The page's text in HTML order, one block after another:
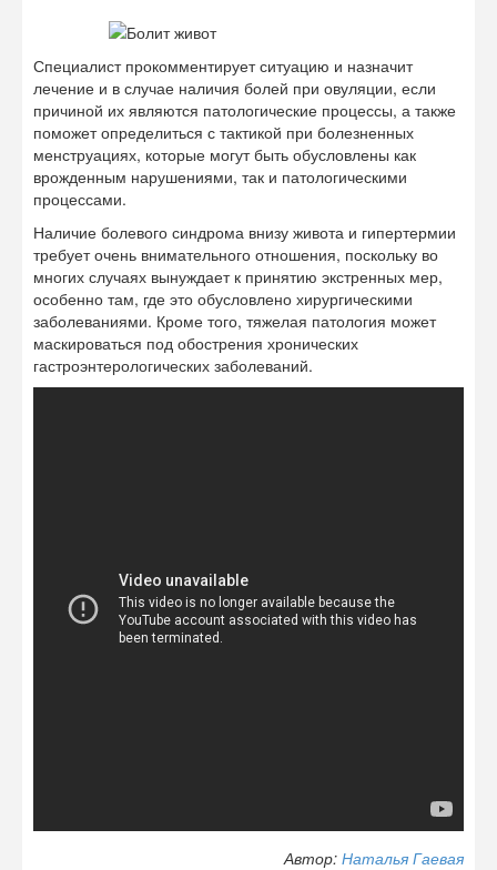
Специалист прокомментирует ситуацию и назначит
лечение и в случае наличия болей при овуляции, если
причиной их являются патологические процессы, а также
поможет определиться с тактикой при болезненных
менструациях, которые могут быть обусловлены как
врожденным нарушениями, так и патологическими
процессами.
Наличие болевого синдрома внизу живота и гипертермии
требует очень внимательного отношения, поскольку во
многих случаях вынуждает к принятию экстренных мер,
особенно там, где это обусловлено хирургическими
заболеваниями. Кроме того, тяжелая патология может
маскироваться под обострения хронических
гастроэнтерологических заболеваний.
Автор: Наталья Гаевая